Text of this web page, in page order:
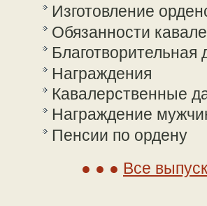
Изготовление
Обязанности
Благотворительная
Награждения
Кавалерственные
Награждение
Пенсии по ордену
Все